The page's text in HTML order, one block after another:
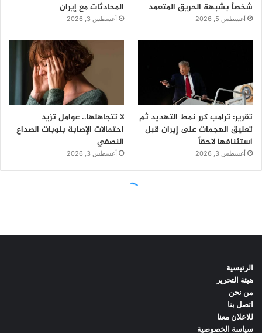
الرئيسية
هيئة التحرير
من نحن
اتصل بنا
للاعلان معنا
سياسة الخصوصية